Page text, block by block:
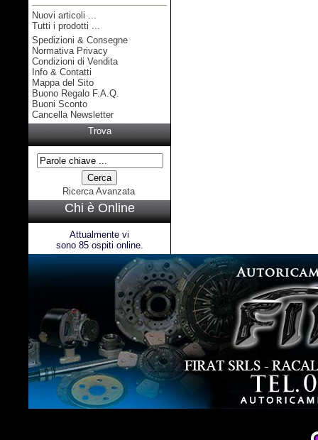
Nuovi articoli ...
Tutti i prodotti ...
Informazioni
Spedizioni & Consegne
Normativa Privacy
Condizioni di Vendita
Info & Contatti
Mappa del Sito
Buono Regalo F.A.Q.
Buoni Sconto
Cancella Newsletter
Trova
Ricerca Avanzata
Chi è Online
Attualmente vi
sono 85 ospiti online.